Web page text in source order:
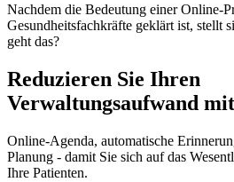
Nachdem die Bedeutung einer Online-
Gesundheitsfachkräfte geklärt ist, stellt
geht das?
Reduzieren Sie Ihren
Verwaltungsaufwand
Online-Agenda, automatische
Planung - damit Sie sich auf das
Ihre Patienten.